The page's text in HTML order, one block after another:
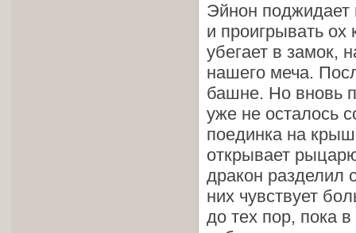
Эйнон поджидает
и проигрывать ох
убегает в замок,
нашего меча.
башне. Но вновь
уже не осталось
поединка на
открывает
дракон разделил
них чувствует
до тех пор, пока